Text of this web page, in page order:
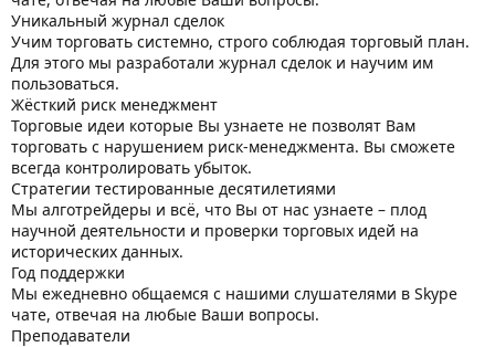
Уникальный журнал сделок
Учим торговать системно, строго соблюдая торговый план.
Для этого мы разработали журнал сделок и научим им
пользоваться.
Жёсткий риск менеджмент
Торговые идеи которые Вы узнаете не позволят Вам
торговать с нарушением риск-менеджмента. Вы сможете
всегда контролировать убыток.
Стратегии тестированные десятилетиями
Мы алготрейдеры и всё, что Вы от нас узнаете – плод
научной деятельности и проверки торговых идей на
исторических данных.
Год поддержки
Мы ежедневно общаемся с нашими слушателями в Skype
чате, отвечая на любые Ваши вопросы.
Преподаватели